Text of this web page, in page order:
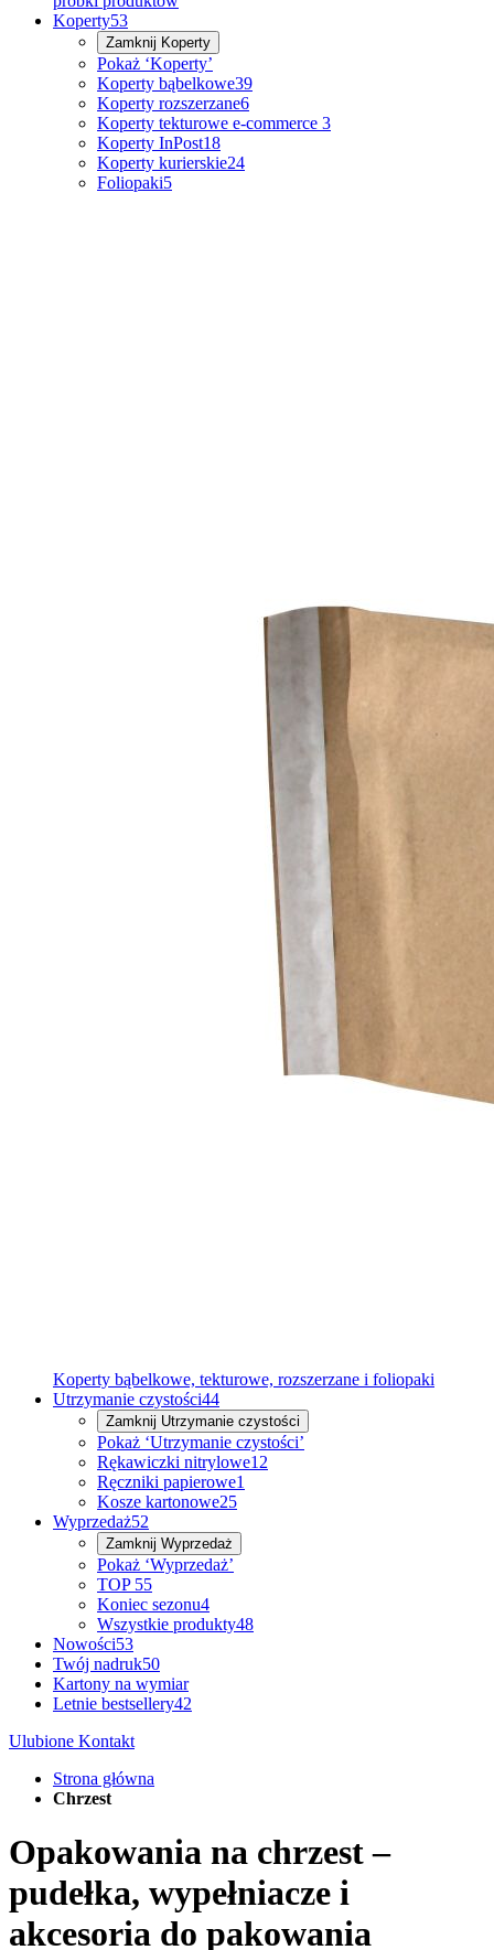
Koperty53
Zamknij Koperty
Pokaż ‘Koperty’
Koperty bąbelkowe39
Koperty rozszerzane6
Koperty tekturowe e-commerce 3
Koperty InPost18
Koperty kurierskie24
Foliopaki5
Koperty bąbelkowe, tekturowe, rozszerzane i foliopaki
Utrzymanie czystości44
Zamknij Utrzymanie czystości
Pokaż ‘Utrzymanie czystości’
Rękawiczki nitrylowe12
Ręczniki papierowe1
Kosze kartonowe25
Wyprzedaż52
Zamknij Wyprzedaż
Pokaż ‘Wyprzedaż’
TOP 55
Koniec sezonu4
Wszystkie produkty48
Nowości53
Twój nadruk50
Kartony na wymiar
Letnie bestsellery42
Ulubione Kontakt
Strona główna
Chrzest
Opakowania na chrzest –
pudełka, wypełniacze i
akcesoria do pakowania